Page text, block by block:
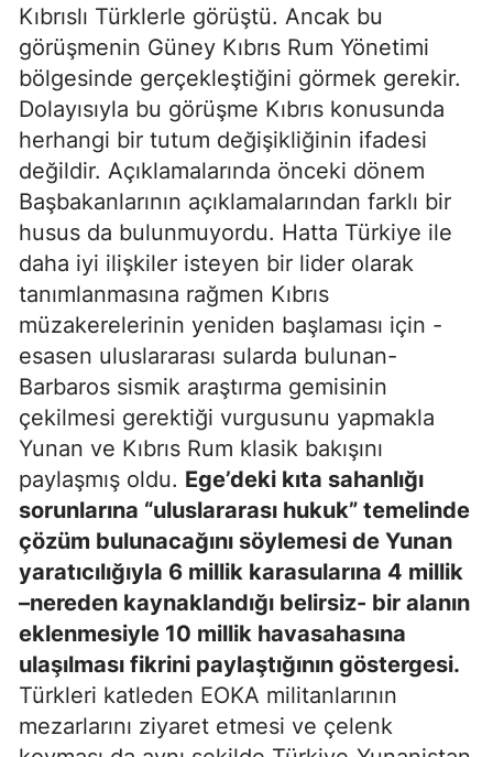
Kıbrıslı Türklerle görüştü. Ancak bu
görüşmenin Güney Kıbrıs Rum Yönetimi
bölgesinde gerçekleştiğini görmek gerekir.
Dolayısıyla bu görüşme Kıbrıs konusunda
herhangi bir tutum değişikliğinin ifadesi
değildir. Açıklamalarında önceki dönem
Başbakanlarının açıklamalarından farklı bir
husus da bulunmuyordu. Hatta Türkiye ile
daha iyi ilişkiler isteyen bir lider olarak
tanımlanmasına rağmen Kıbrıs
müzakerelerinin yeniden başlaması için -
esasen uluslararası sularda bulunan-
Barbaros sismik araştırma gemisinin
çekilmesi gerektiği vurgusunu yapmakla
Yunan ve Kıbrıs Rum klasik bakışını
paylaşmış oldu. Ege’deki kıta sahanlığı
sorunlarına “uluslararası hukuk” temelinde
çözüm bulunacağını söylemesi de Yunan
yaratıcılığıyla 6 millik karasularına 4 millik
–nereden kaynaklandığı belirsiz- bir alanın
eklenmesiyle 10 millik havasahasına
ulaşılması fikrini paylaştığının göstergesi.
Türkleri katleden EOKA militanlarının
mezarlarını ziyaret etmesi ve çelenk